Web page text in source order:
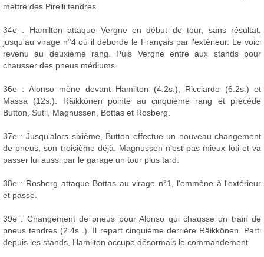
mettre des Pirelli tendres.
34e : Hamilton attaque Vergne en début de tour, sans résultat,
jusqu'au virage n°4 où il déborde le Français par l'extérieur. Le voici
revenu au deuxième rang. Puis Vergne entre aux stands pour
chausser des pneus médiums.
36e : Alonso mène devant Hamilton (4.2s.), Ricciardo (6.2s.) et
Massa (12s.). Räikkönen pointe au cinquième rang et précède
Button, Sutil, Magnussen, Bottas et Rosberg.
37e : Jusqu'alors sixième, Button effectue un nouveau changement
de pneus, son troisième déjà. Magnussen n'est pas mieux loti et va
passer lui aussi par le garage un tour plus tard.
38e : Rosberg attaque Bottas au virage n°1, l'emmène à l'extérieur
et passe.
39e : Changement de pneus pour Alonso qui chausse un train de
pneus tendres (2.4s .). Il repart cinquième derrière Räikkönen. Parti
depuis les stands, Hamilton occupe désormais le commandement.